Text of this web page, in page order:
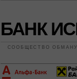
БАНК
СООБЩЕСТВО